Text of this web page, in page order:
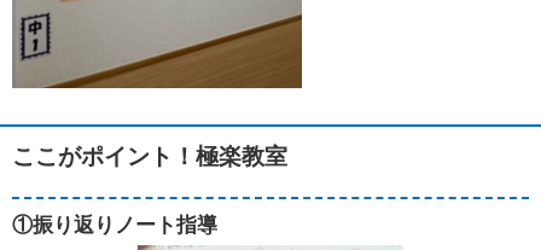
ここがポイント！極楽教室
①振り返りノート指導